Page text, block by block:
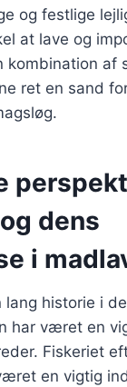
og festlige
at lave og
kombination af
ret en sand
dens
i
lang historie i
har været en
Fiskeriet
en vigtig